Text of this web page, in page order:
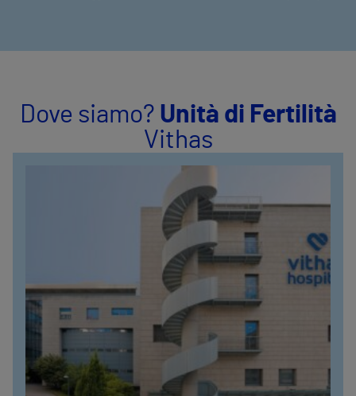
Dove siamo? Unità di Fertilità
Vithas